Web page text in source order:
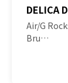
DELICA
Air/G
Bru…